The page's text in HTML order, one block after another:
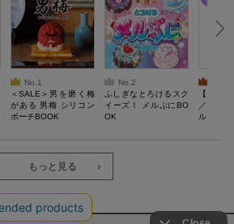
No.1
＜SALE＞男を磨く梅
がある 男梅 シリコン
ポーチBOOK
No.2
ふしぎなとろけるスク
イーズ！ メルぷにBO
OK
【
／Lサ
ル）【
労回復ウ
もっと見る